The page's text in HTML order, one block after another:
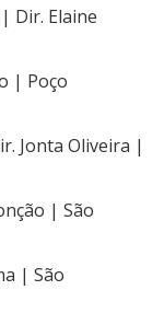
| Dir. Elaine
| Poço
Jonta Oliveira |
| São
| São